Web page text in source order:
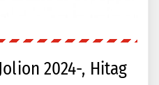
2024-, Hitag